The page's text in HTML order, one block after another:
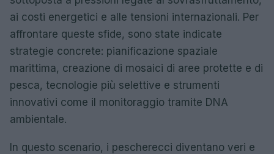
ai costi energetici e alle tensioni internazionali. Per
affrontare queste sfide, sono state indicate
strategie concrete: pianificazione spaziale
marittima, creazione di mosaici di aree protette e di
pesca, tecnologie più selettive e strumenti
innovativi come il monitoraggio tramite DNA
ambientale.
In questo scenario, i pescherecci diventano veri e